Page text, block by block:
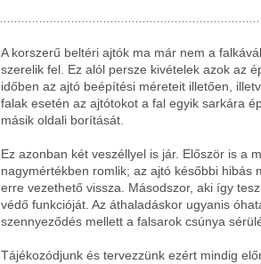
A korszerű beltéri ajtók ma már nem a
szerelik fel. Ez alól persze kivételek azok az
időben az ajtó beépítési méreteit illetően,
falak esetén az ajtótokot a fal egyik sarkára
másik oldali borítását.
Ez azonban két veszéllyel is jár. Először is a
nagymértékben romlik; az ajtó későbbi hibás
erre vezethető vissza. Másodszor, aki így
védő funkcióját. Az áthaladáskor ugyanis
szennyeződés mellett a falsarok csúnya
Tájékozódjunk és tervezzünk ezért mindig